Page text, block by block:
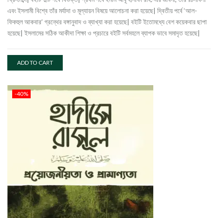
এবং ইসলামী বিশ্বে তাঁর মর্যাদা ও মূল্যায়ন বিষয়ে আলোচনা করা হয়েছে| দ্বিতীয় পর্বে ‘আল-
ফিকহুল আকবার’ গ্রন্থের বঙ্গানুবাদ ও ব্যাখ্যা করা হয়েছে| বইটি ইতোমধ্যে বেশ কয়েকবার ছাপা
হয়েছে| ইসলামের সঠিক আকীদা শিক্ষা ও প্রচারে বইটি সর্বমহলে ব্যাপক ভাবে সমাদৃত হয়েছে|
ADD TO CART
-40%